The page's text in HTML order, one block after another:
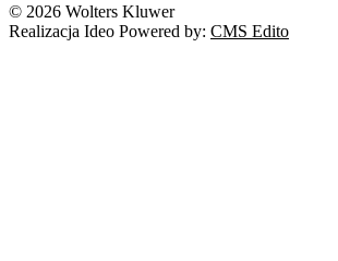
© 2026 Wolters Kluwer
Realizacja Ideo Powered by: CMS Edito